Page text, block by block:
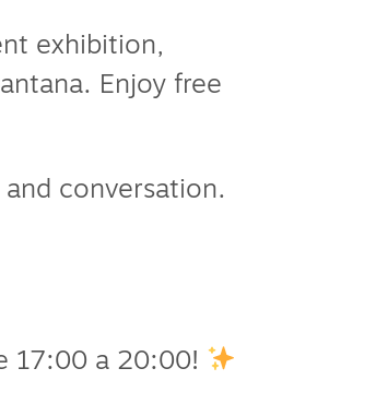
exhibition,
Enjoy free
conversation.
17:00 a 20:00!